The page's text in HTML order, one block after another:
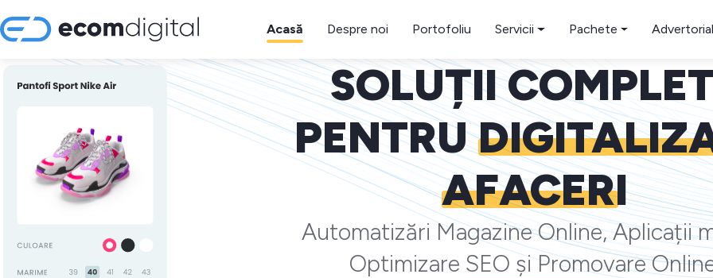
Acasă Despre noi Portofoliu Servicii Pachete
SOLUȚII
PENTRU
AFACERI
Automatizări Magazine Online, Aplicații
Optimizare SEO și Promovare